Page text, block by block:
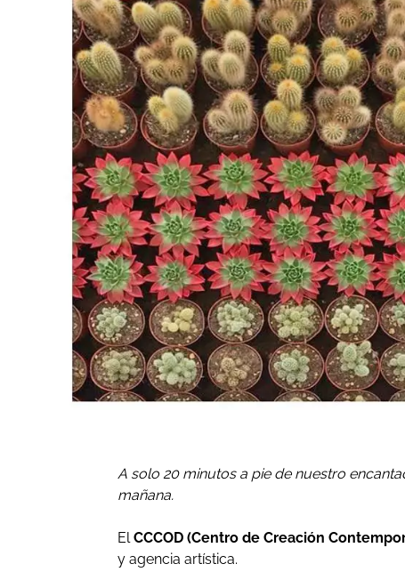
A solo 20 minutos a pie de nuestro
mañana.
ElCCCOD (Centro de Creación
y agencia artística.